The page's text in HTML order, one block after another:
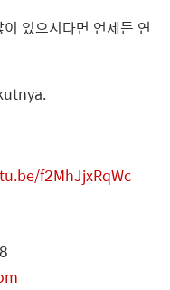
있으시다면 언제든 연
f2MhJjxRqWc